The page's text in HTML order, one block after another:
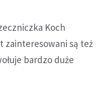
Koch
zainteresowani są też
bardzo duże